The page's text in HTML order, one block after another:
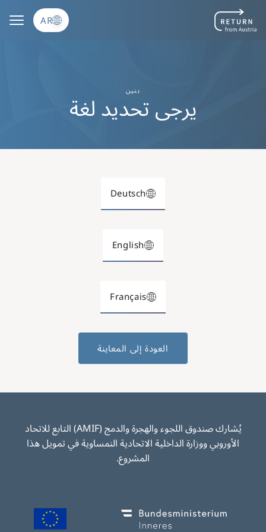
AR
بنين
يرجى تحديد لغة
Deutsch
English
Français
العودة إلى المعاينة
يُشارك صندوق اللجوء والهجرة والدمج (AMIF) التابع للاتحاد
الأوروبي ووزارة الداخلية الاتحادية النمساوية في تمويل هذا
المشروع.
Image
Image